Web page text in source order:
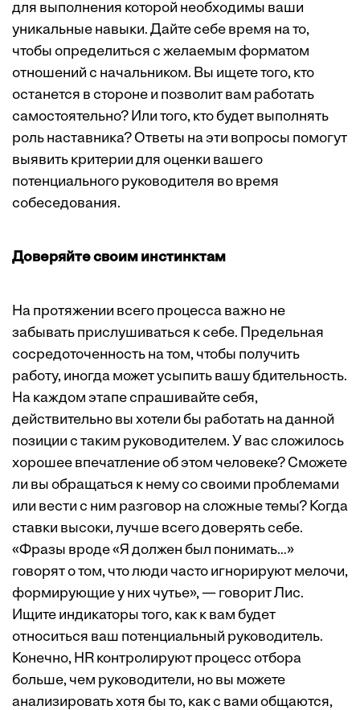
для выполнения которой необходимы ваши
уникальные навыки. Дайте себе время на то,
чтобы определиться с желаемым форматом
отношений с начальником. Вы ищете того, кто
останется в стороне и позволит вам работать
самостоятельно? Или того, кто будет выполнять
роль наставника? Ответы на эти вопросы помогут
выявить критерии для оценки вашего
потенциального руководителя во время
собеседования.
Доверяйте своим инстинктам
На протяжении всего процесса важно не
забывать прислушиваться к себе. Предельная
сосредоточенность на том, чтобы получить
работу, иногда может усыпить вашу бдительность.
На каждом этапе спрашивайте себя,
действительно вы хотели бы работать на данной
позиции с таким руководителем. У вас сложилось
хорошее впечатление об этом человеке? Сможете
ли вы обращаться к нему со своими проблемами
или вести с ним разговор на сложные темы? Когда
ставки высоки, лучше всего доверять себе.
«Фразы вроде «Я должен был понимать…»
говорят о том, что люди часто игнорируют мелочи,
формирующие у них чутье», — говорит Лис.
Ищите индикаторы того, как к вам будет
относиться ваш потенциальный руководитель.
Конечно, HR контролируют процесс отбора
больше, чем руководители, но вы можете
анализировать хотя бы то, как с вами общаются,